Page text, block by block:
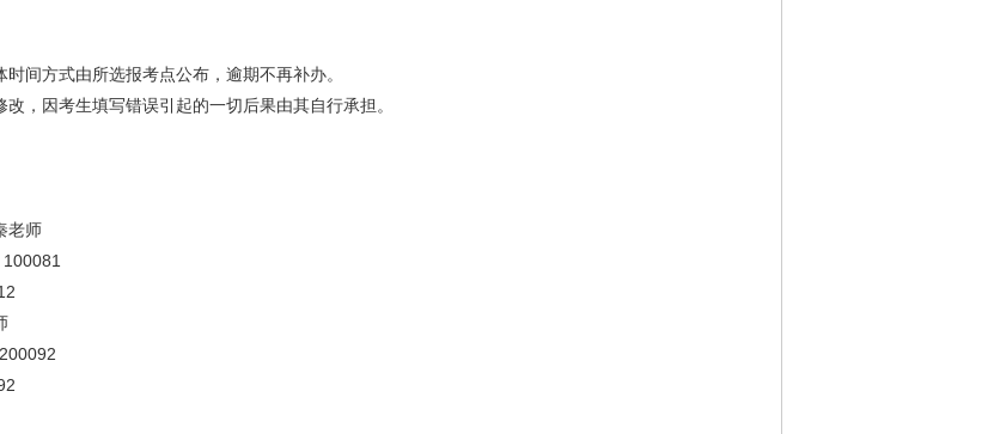
间方式由所选报考点公布，逾期不再补办。
，因考生填写错误引起的一切后果由其自行承担。
老师